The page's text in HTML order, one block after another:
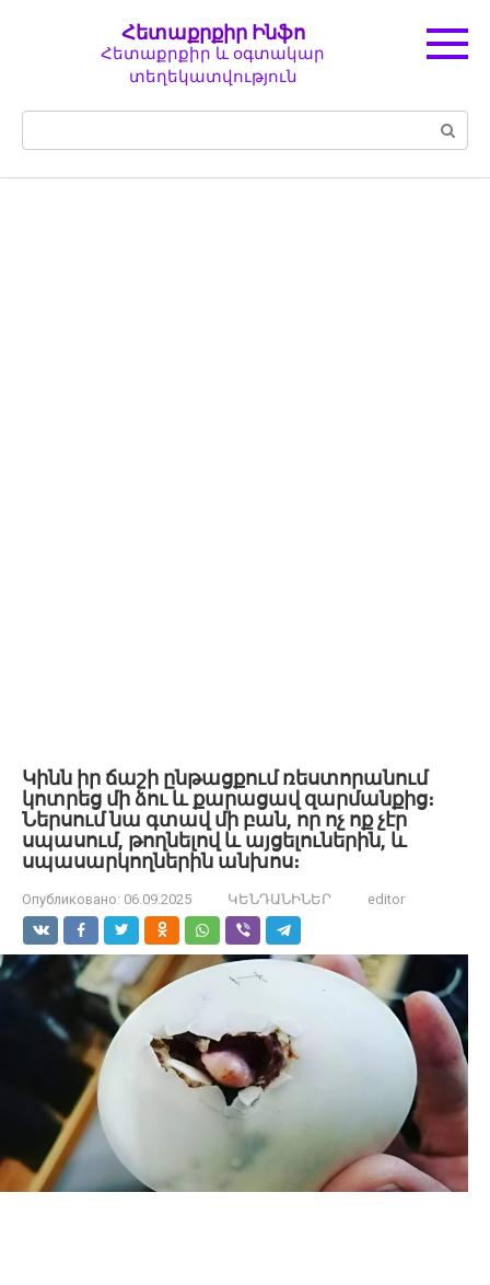
Հետաքրքիր Ինֆո
Հետաքրքիր և օգտակար
տեղեկատվություն
Կինն իր ճաշի ընթացքում ռեստորանում
կոտրեց մի ձու և քարացավ զարմանքից։
Ներսում նա գտավ մի բան, որ ոչ ոք չէր
սպասում, թողնելով և այցելուներին, և
սպասարկողներին անխոս։
Опубликовано: 06.09.2025 ԿԵՆԴԱՆԻՆԵՐ editor